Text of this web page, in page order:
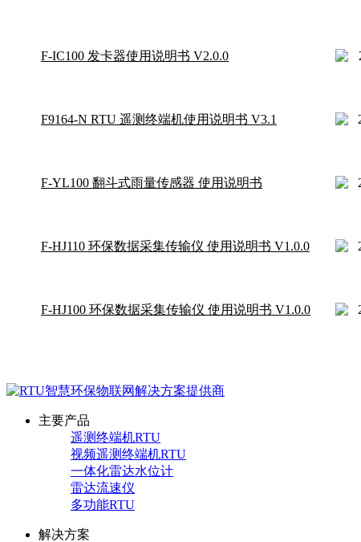
F-IC100 发卡器使用说明书 V2.0.0
F9164-N RTU 遥测终端机使用说明书 V3.1
F-YL100 翻斗式雨量传感器 使用说明书
F-HJ110 环保数据采集传输仪 使用说明书 V1.0.0
F-HJ100 环保数据采集传输仪 使用说明书 V1.0.0
主要产品
遥测终端机RTU
视频遥测终端机RTU
一体化雷达水位计
雷达流速仪
多功能RTU
解决方案